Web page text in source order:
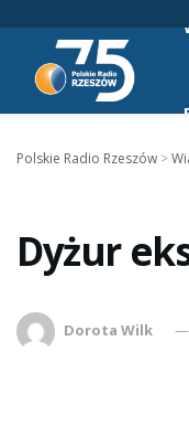
Polskie Radio Rzeszów >
Dyżur
Dorota Wilk